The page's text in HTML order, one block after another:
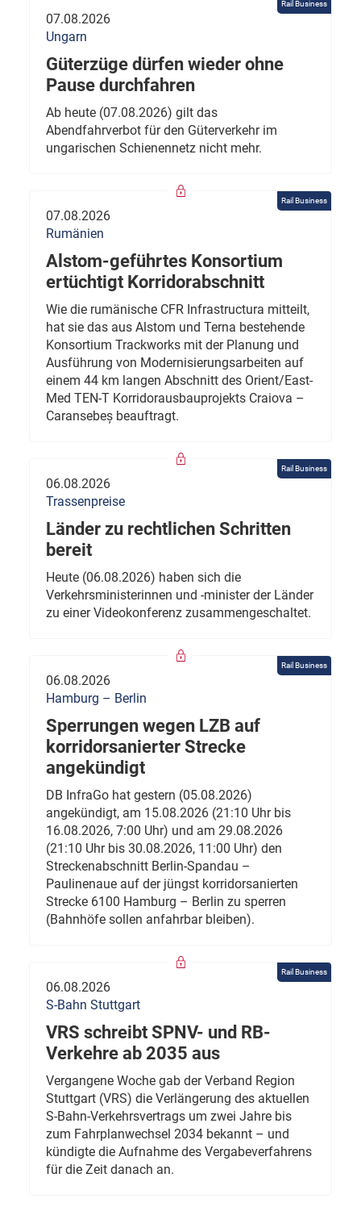
Rail Business
07.08.2026
Ungarn
Güterzüge dürfen wieder ohne
Pause durchfahren
Ab heute (07.08.2026) gilt das
Abendfahrverbot für den Güterverkehr im
ungarischen Schienennetz nicht mehr.
Rail Business
07.08.2026
Rumänien
Alstom-geführtes Konsortium
ertüchtigt Korridorabschnitt
Wie die rumänische CFR Infrastructura mitteilt,
hat sie das aus Alstom und Terna bestehende
Konsortium Trackworks mit der Planung und
Ausführung von Modernisierungsarbeiten auf
einem 44 km langen Abschnitt des Orient/East-
Med TEN-T Korridorausbauprojekts Craiova –
Caransebeș beauftragt.
Rail Business
06.08.2026
Trassenpreise
Länder zu rechtlichen Schritten
bereit
Heute (06.08.2026) haben sich die
Verkehrsministerinnen und -minister der Länder
zu einer Videokonferenz zusammengeschaltet.
Rail Business
06.08.2026
Hamburg – Berlin
Sperrungen wegen LZB auf
korridorsanierter Strecke
angekündigt
DB InfraGo hat gestern (05.08.2026)
angekündigt, am 15.08.2026 (21:10 Uhr bis
16.08.2026, 7:00 Uhr) und am 29.08.2026
(21:10 Uhr bis 30.08.2026, 11:00 Uhr) den
Streckenabschnitt Berlin-Spandau –
Paulinenaue auf der jüngst korridorsanierten
Strecke 6100 Hamburg – Berlin zu sperren
(Bahnhöfe sollen anfahrbar bleiben).
Rail Business
06.08.2026
S-Bahn Stuttgart
VRS schreibt SPNV- und RB-
Verkehre ab 2035 aus
Vergangene Woche gab der Verband Region
Stuttgart (VRS) die Verlängerung des aktuellen
S-Bahn-Verkehrsvertrags um zwei Jahre bis
zum Fahrplanwechsel 2034 bekannt – und
kündigte die Aufnahme des Vergabeverfahrens
für die Zeit danach an.